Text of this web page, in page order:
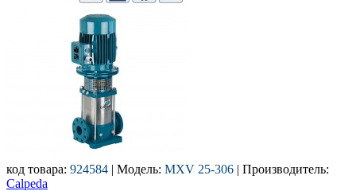
код товара: 924584 | Модель: MXV 25-306 | Производитель:
Calpeda